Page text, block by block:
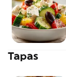
Tapas